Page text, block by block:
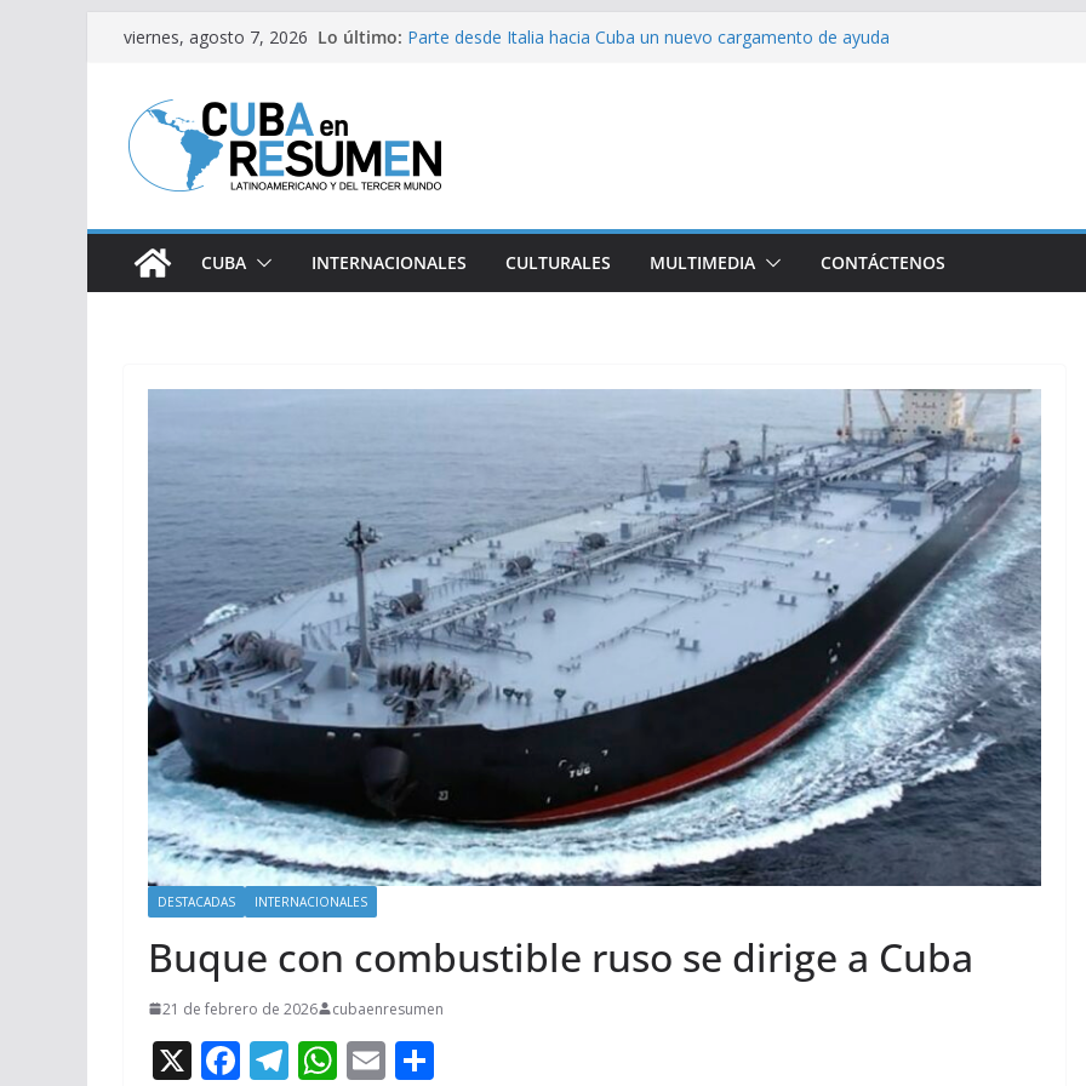
Saltar
contenido
viernes, agosto 7, 2026 Lo último: Parte desde Italia hacia Cuba un nuevo cargamento de ayuda
Fidel y la causa palestina
Inauguran exposición colectiva Junto a Fidel
CUBA INTERNACIONALES CULTURALES MULTIMEDIA CONTÁCTENOS
DESTACADAS INTERNACIONALES
Buque con combustible ruso se dirige a Cuba
21 de febrero de 2026 cubaenresumen
X F T W E